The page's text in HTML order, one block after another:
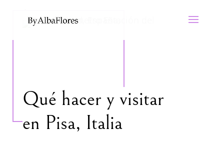
Qué hacer y visitar
en Pisa, Italia